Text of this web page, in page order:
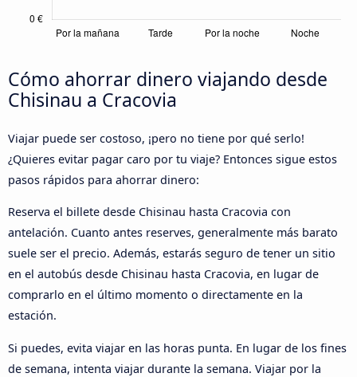
Cómo ahorrar dinero viajando desde
Chisinau a Cracovia
Viajar puede ser costoso, ¡pero no tiene por qué serlo!
¿Quieres evitar pagar caro por tu viaje? Entonces sigue estos
pasos rápidos para ahorrar dinero:
Reserva el billete desde Chisinau hasta Cracovia con
antelación. Cuanto antes reserves, generalmente más barato
suele ser el precio. Además, estarás seguro de tener un sitio
en el autobús desde Chisinau hasta Cracovia, en lugar de
comprarlo en el último momento o directamente en la
estación.
Si puedes, evita viajar en las horas punta. En lugar de los fines
de semana, intenta viajar durante la semana. Viajar por la